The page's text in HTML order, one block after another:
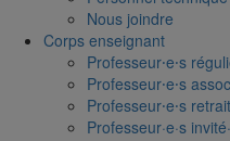
Nous joindre
Corps enseignant
Professeur⸱e⸱s
Professeur⸱e⸱s
Professeur⸱e⸱s
Professeur·e·s